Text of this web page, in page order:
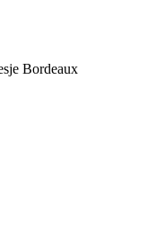
Bordeaux